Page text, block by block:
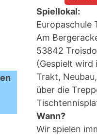
Spiellokal:
Europaschule
Am
53842
(Gespielt wird
Trakt,
über die
Wann?
Wir spielen